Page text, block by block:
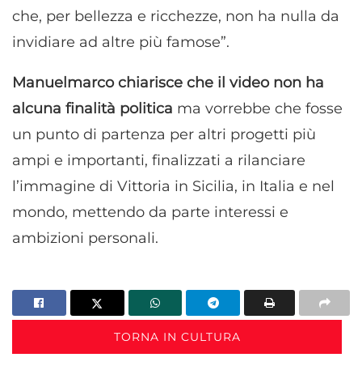
che, per bellezza e ricchezze, non ha nulla da
invidiare ad altre più famose”.
Manuelmarco chiarisce che il video non ha
alcuna finalità politica ma vorrebbe che fosse
un punto di partenza per altri progetti più
ampi e importanti, finalizzati a rilanciare
l’immagine di Vittoria in Sicilia, in Italia e nel
mondo, mettendo da parte interessi e
ambizioni personali.
TORNA IN CULTURA